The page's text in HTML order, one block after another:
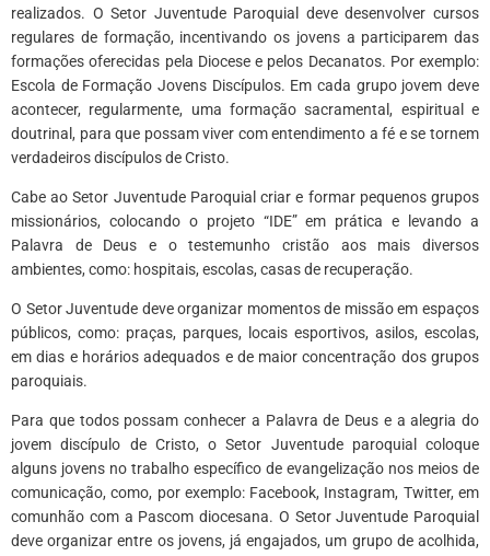
realizados. O Setor Juventude Paroquial deve desenvolver cursos
regulares de formação, incentivando os jovens a participarem das
formações oferecidas pela Diocese e pelos Decanatos. Por exemplo:
Escola de Formação Jovens Discípulos. Em cada grupo jovem deve
acontecer, regularmente, uma formação sacramental, espiritual e
doutrinal, para que possam viver com entendimento a fé e se tornem
verdadeiros discípulos de Cristo.
Cabe ao Setor Juventude Paroquial criar e formar pequenos grupos
missionários, colocando o projeto “IDE” em prática e levando a
Palavra de Deus e o testemunho cristão aos mais diversos
ambientes, como: hospitais, escolas, casas de recuperação.
O Setor Juventude deve organizar momentos de missão em espaços
públicos, como: praças, parques, locais esportivos, asilos, escolas,
em dias e horários adequados e de maior concentração dos grupos
paroquiais.
Para que todos possam conhecer a Palavra de Deus e a alegria do
jovem discípulo de Cristo, o Setor Juventude paroquial coloque
alguns jovens no trabalho específico de evangelização nos meios de
comunicação, como, por exemplo: Facebook, Instagram, Twitter, em
comunhão com a Pascom diocesana. O Setor Juventude Paroquial
deve organizar entre os jovens, já engajados, um grupo de acolhida,